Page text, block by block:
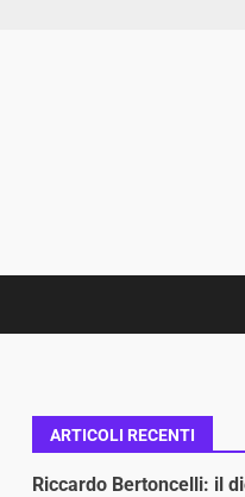
ARTICOLI RECENTI
Riccardo Bertoncelli: il